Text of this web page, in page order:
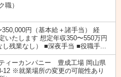
職）
円（基本給＋諸手当） 経
いたします 想定年収350〜550万円
し残業なし） ■深夜手当 ■役職手...
ィーカンパニー 豊成工場 岡山県
12 ※就業場所の変更の可能性あり